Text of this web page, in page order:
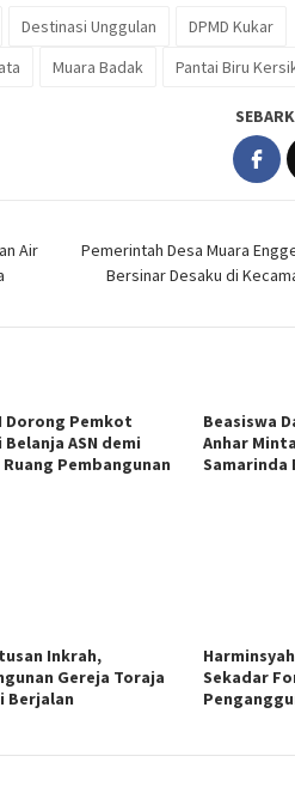
Destinasi Unggulan
DPMD Kukar
Muara Badak Pantai Biru
Air
Pemerintah Desa Muara
Bersinar Desaku di
Dorong Pemkot
ASN demi
Pembangunan
Beasiswa
Anhar
Samarinda
Inkrah,
Gereja Toraja
Berjalan
Sekadar